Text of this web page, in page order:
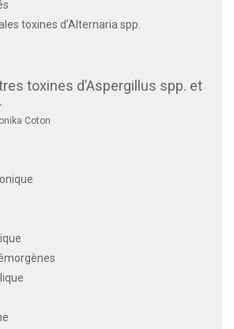
toxines d’Alternaria spp.
toxines d’Aspergillus spp. et
Coton